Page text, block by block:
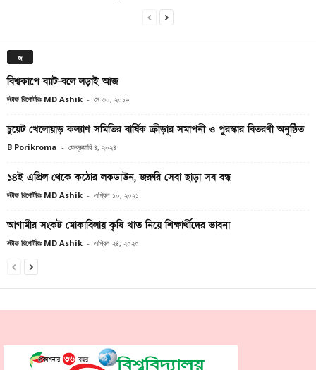
জ
বিশ্বকাপে ব্যাট-বলে লড়াই আজ
স্টাফ রিপোর্টারঃ MD Ashik - মে ৩০, ২০১৯
চুয়েট খেলোয়াড় কল্যাণ সমিতির বার্ষিক ক্রীড়ার সমাপনী ও পুরস্কার বিতরণী অনুষ্ঠিত
B Porikroma - ফেব্রুয়ারি ৪, ২০২৪
১৪ই এপ্রিল থেকে কঠোর লকডাউন, জরুরি সেবা ছাড়া সব বন্ধ
স্টাফ রিপোর্টারঃ MD Ashik - এপ্রিল ১০, ২০২১
আগামীর সংকট মোকাবিলায় কৃষি খাত নিয়ে শিক্ষার্থীদের ভাবনা
স্টাফ রিপোর্টারঃ MD Ashik - এপ্রিল ২৪, ২০২০